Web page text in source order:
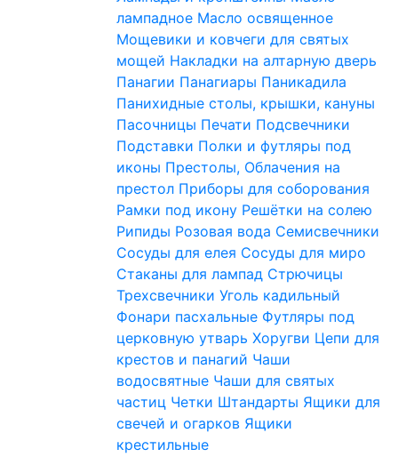
лампадное Масло освященное
Мощевики и ковчеги для святых
мощей Накладки на алтарную дверь
Панагии Панагиары Паникадила
Панихидные столы, крышки, кануны
Пасочницы Печати Подсвечники
Подставки Полки и футляры под
иконы Престолы, Облачения на
престол Приборы для соборования
Рамки под икону Решётки на солею
Рипиды Розовая вода Семисвечники
Сосуды для елея Сосуды для миро
Стаканы для лампад Стрючицы
Трехсвечники Уголь кадильный
Фонари пасхальные Футляры под
церковную утварь Хоругви Цепи для
крестов и панагий Чаши
водосвятные Чаши для святых
частиц Четки Штандарты Ящики для
свечей и огарков Ящики
крестильные